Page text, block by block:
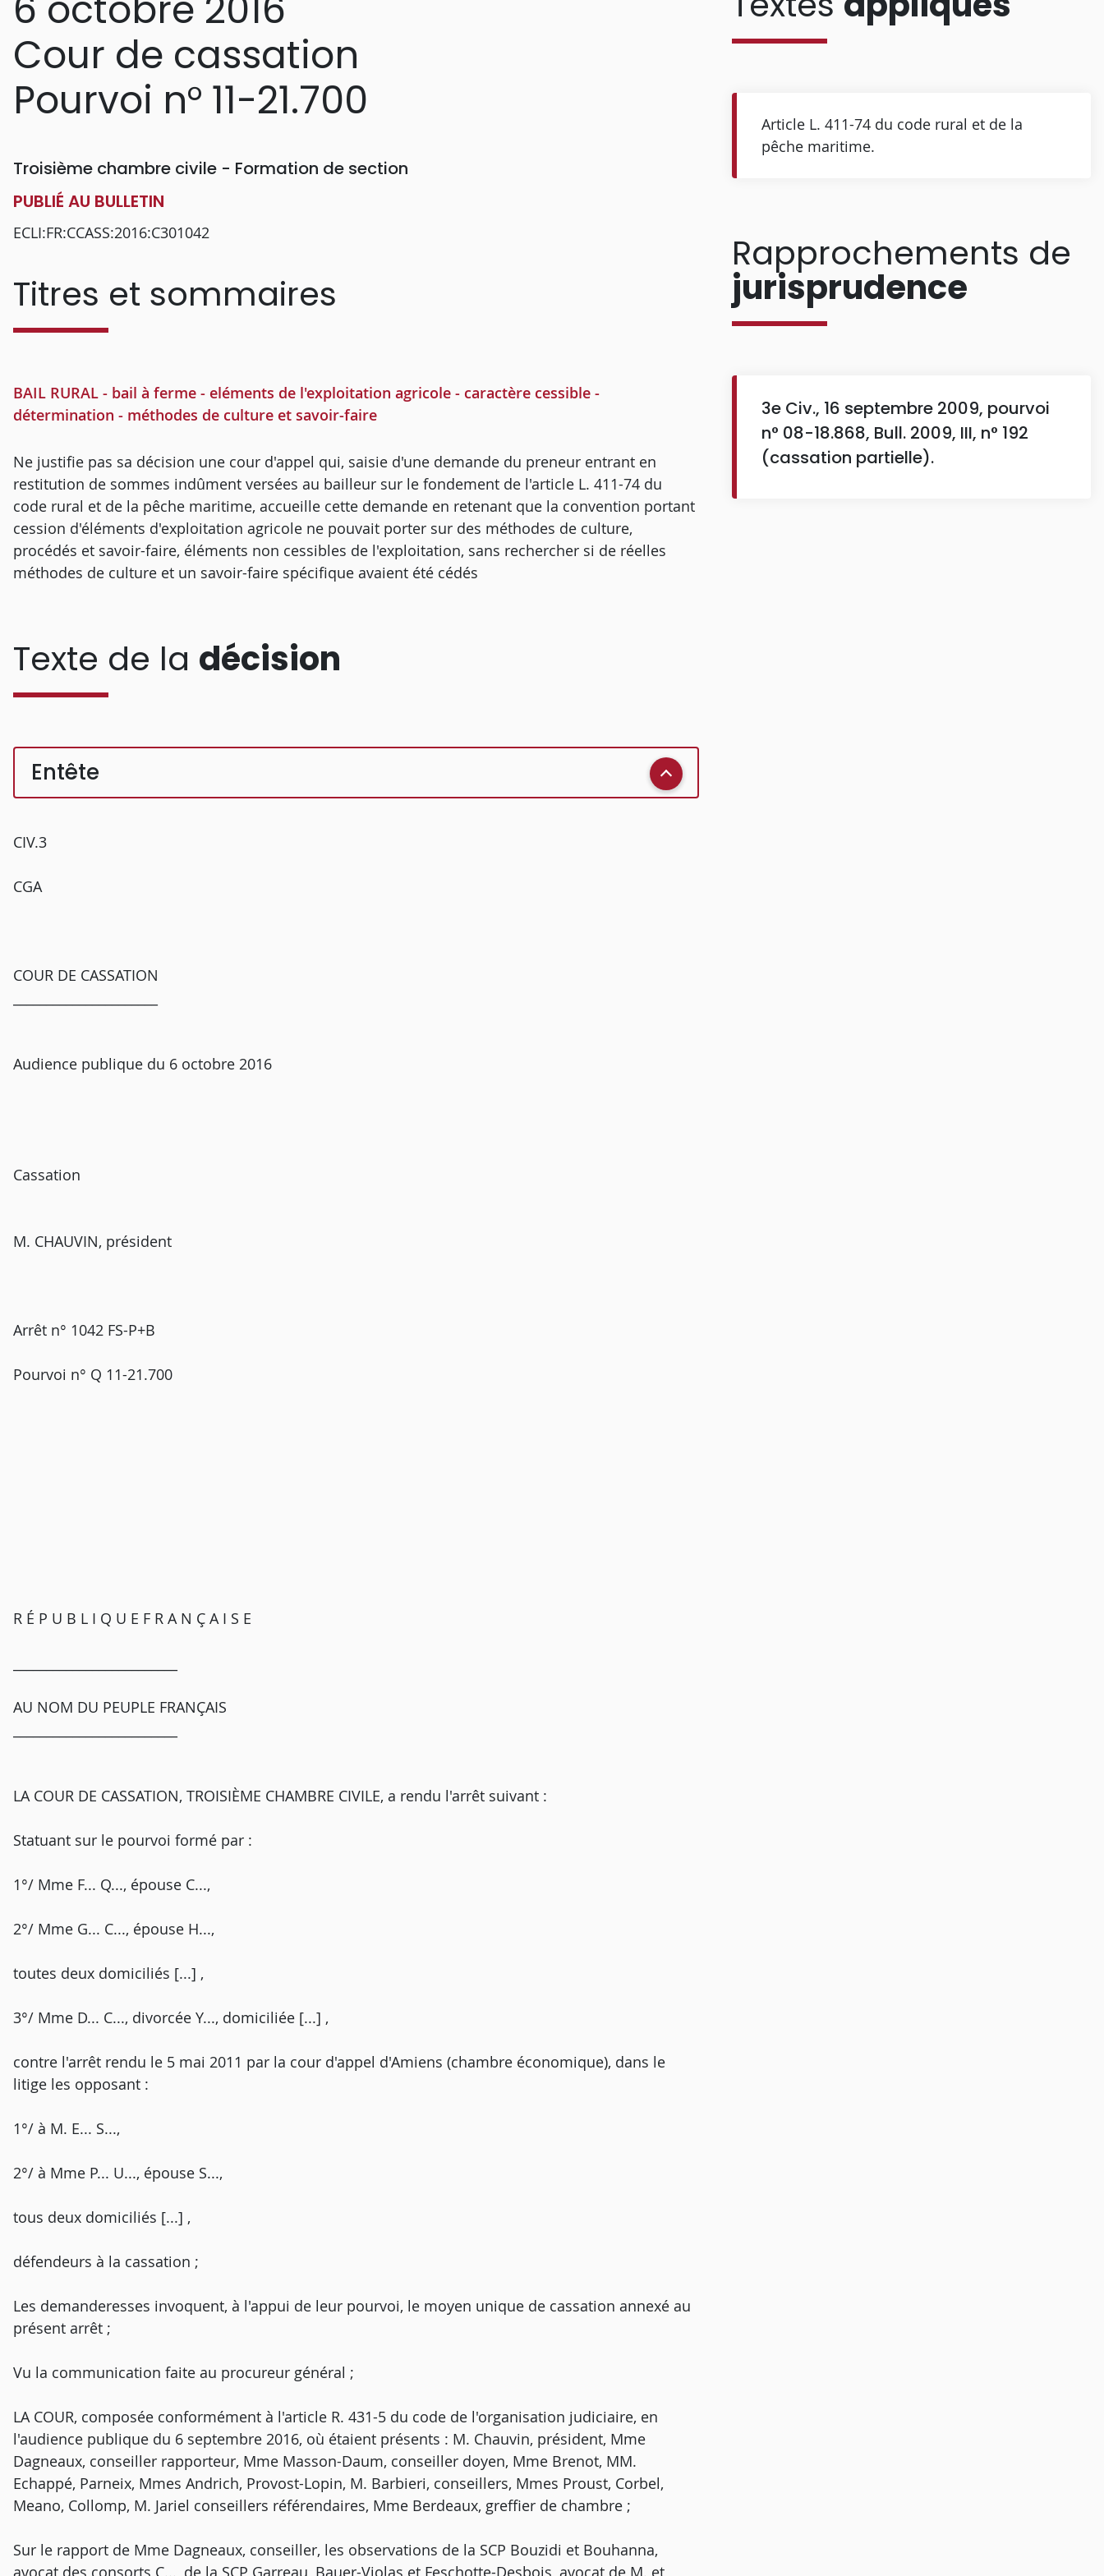
Cour de cassation
Pourvoi n° 11-21.700
Troisième chambre civile - Formation de section
PUBLIÉ AU BULLETIN
ECLI:FR:CCASS:2016:C301042
Titres et sommaires
BAIL RURAL - bail à ferme - eléments de l'exploitation agricole - caractère cessible -
détermination - méthodes de culture et savoir-faire
Ne justifie pas sa décision une cour d'appel qui, saisie d'une demande du preneur entrant en
restitution de sommes indûment versées au bailleur sur le fondement de l'article L. 411-74 du
code rural et de la pêche maritime, accueille cette demande en retenant que la convention portant
cession d'éléments d'exploitation agricole ne pouvait porter sur des méthodes de culture,
procédés et savoir-faire, éléments non cessibles de l'exploitation, sans rechercher si de réelles
méthodes de culture et un savoir-faire spécifique avaient été cédés
Texte de la décision
Entête
CIV.3
CGA
COUR DE CASSATION
Audience publique du 6 octobre 2016
Cassation
M. CHAUVIN, président
Arrêt n° 1042 FS-P+B
Pourvoi n° Q 11-21.700
R É P U B L I Q U E F R A N Ç A I S E
AU NOM DU PEUPLE FRANÇAIS
LA COUR DE CASSATION, TROISIÈME CHAMBRE CIVILE, a rendu l'arrêt suivant :
Statuant sur le pourvoi formé par :
1°/ Mme F... Q..., épouse C...,
2°/ Mme G... C..., épouse H...,
toutes deux domiciliés [...] ,
3°/ Mme D... C..., divorcée Y..., domiciliée [...] ,
contre l'arrêt rendu le 5 mai 2011 par la cour d'appel d'Amiens (chambre économique), dans le
litige les opposant :
1°/ à M. E... S...,
2°/ à Mme P... U..., épouse S...,
tous deux domiciliés [...] ,
défendeurs à la cassation ;
Les demanderesses invoquent, à l'appui de leur pourvoi, le moyen unique de cassation annexé au
présent arrêt ;
Vu la communication faite au procureur général ;
LA COUR, composée conformément à l'article R. 431-5 du code de l'organisation judiciaire, en
l'audience publique du 6 septembre 2016, où étaient présents : M. Chauvin, président, Mme
Dagneaux, conseiller rapporteur, Mme Masson-Daum, conseiller doyen, Mme Brenot, MM.
Echappé, Parneix, Mmes Andrich, Provost-Lopin, M. Barbieri, conseillers, Mmes Proust, Corbel,
Meano, Collomp, M. Jariel conseillers référendaires, Mme Berdeaux, greffier de chambre ;
Sur le rapport de Mme Dagneaux, conseiller, les observations de la SCP Bouzidi et Bouhanna,
avocat des consorts C..., de la SCP Garreau, Bauer-Violas et Feschotte-Desbois, avocat de M. et
Article L. 411-74 du code rural et de la
pêche maritime.
Rapprochements de
jurisprudence
3e Civ., 16 septembre 2009, pourvoi
n° 08-18.868, Bull. 2009, III, n° 192
(cassation partielle).